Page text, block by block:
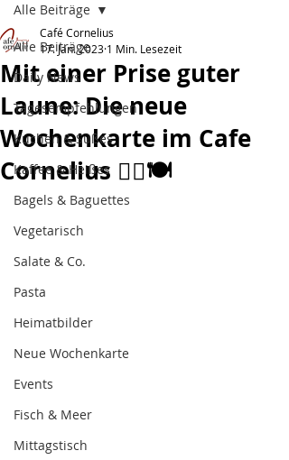
Alle Beiträge
Daily News
Tagesempfehlungen
Kuchen & Süßes
Kaffee & Heißes
Bagels & Baguettes
Vegetarisch
Salate & Co.
Pasta
Heimatbilder
Neue Wochenkarte
Events
Fisch & Meer
Mittagstisch
Alle Beiträge
Mit einer Prise guter
Laune: Die neue
Wochenkarte im Cafe
Cornelius 👇🏻🍽️
Café Cornelius
17. Jan. 2023 1 Min. Lesezeit